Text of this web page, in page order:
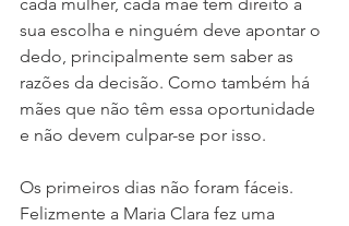
sua escolha e ninguém deve apontar o
dedo, principalmente sem saber as
razões da decisão. Como também há
mães que não têm essa oportunidade
e não devem culpar-se por isso.
Os primeiros dias não foram fáceis.
Felizmente a Maria Clara fez uma